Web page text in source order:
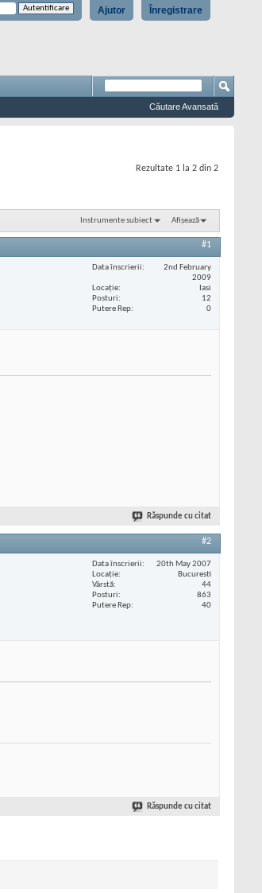
Înregistrare
Ajutor
Căutare Avansată
Rezultate 1 la 2 din 2
Instrumente subiect Afișează
#1
Data înscrierii
2nd February
2009
Locaţie
Iasi
Posturi
12
Putere Rep
0
Răspunde cu citat
#2
Data înscrierii
20th May 2007
Locaţie
Bucuresti
Vârstă
44
Posturi
863
Putere Rep
40
Răspunde cu citat